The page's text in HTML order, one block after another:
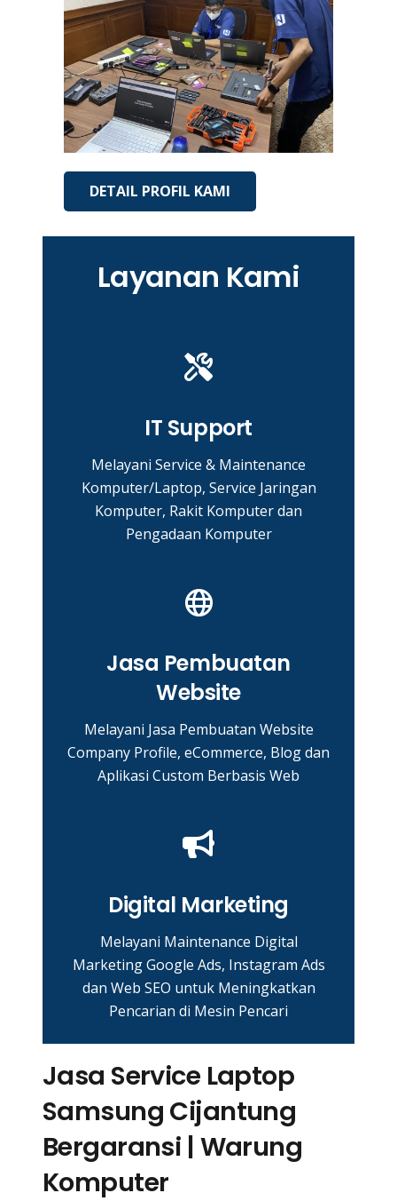
DETAIL PROFIL KAMI
Layanan Kami
IT Support
Melayani Service & Maintenance
Komputer/Laptop, Service Jaringan
Komputer, Rakit Komputer dan
Pengadaan Komputer
Jasa Pembuatan
Website
Melayani Jasa Pembuatan Website
Company Profile, eCommerce, Blog dan
Aplikasi Custom Berbasis Web
Digital Marketing
Melayani Maintenance Digital
Marketing Google Ads, Instagram Ads
dan Web SEO untuk Meningkatkan
Pencarian di Mesin Pencari
Jasa Service Laptop
Samsung Cijantung
Bergaransi | Warung
Komputer